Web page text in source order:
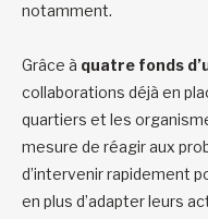
notamment.
Grâce à quatre fonds
collaborations déjà en
quartiers et les
mesure de réagir aux
d’intervenir rapidement
en plus d’adapter leurs